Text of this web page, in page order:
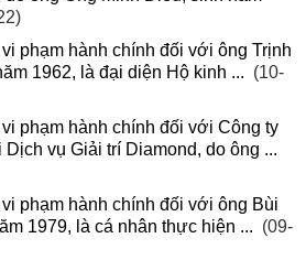
phạm hành chính đối với ông Trịnh
1962, là đại diện Hộ kinh ... (10-
phạm hành chính đối với Công ty
vụ Giải trí Diamond, do ông ...
phạm hành chính đối với ông Bùi
1979, là cá nhân thực hiện ... (09-